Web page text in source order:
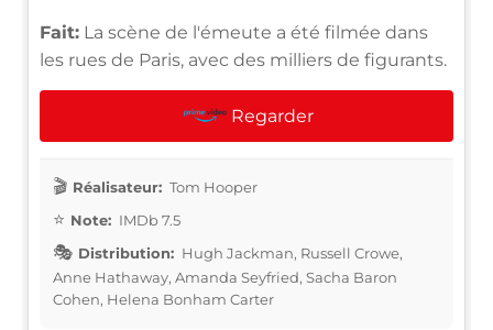
Fait: La scène de l'émeute a été filmée dans
les rues de Paris, avec des milliers de figurants.
Regarder
Réalisateur: Tom Hooper
Note: IMDb 7.5
Distribution: Hugh Jackman, Russell Crowe,
Anne Hathaway, Amanda Seyfried, Sacha Baron
Cohen, Helena Bonham Carter